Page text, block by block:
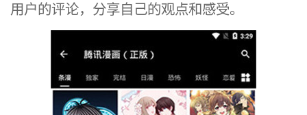
用户的评论，分享自己的观点和感受。